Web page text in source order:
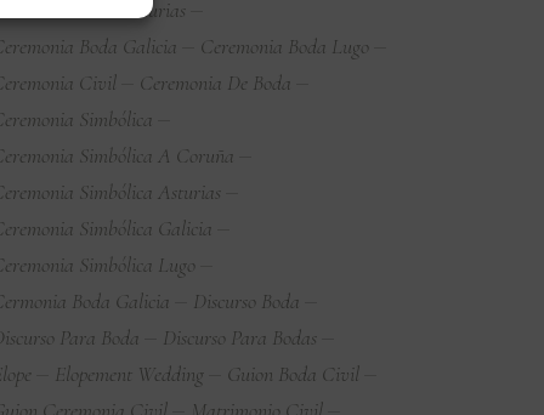
Ceremonia Boda Asturias
Boda Galicia
Ceremonia Boda Lugo
Civil
Ceremonia De Boda
Simbólica
Simbólica A Coruña
Simbólica Asturias
Simbólica Galicia
Simbólica Lugo
Boda Galicia
Discurso Boda
Para Boda
Discurso Para Bodas
Elopement Wedding
Guion Boda Civil
Ceremonia Civil
Matrimonio Civil